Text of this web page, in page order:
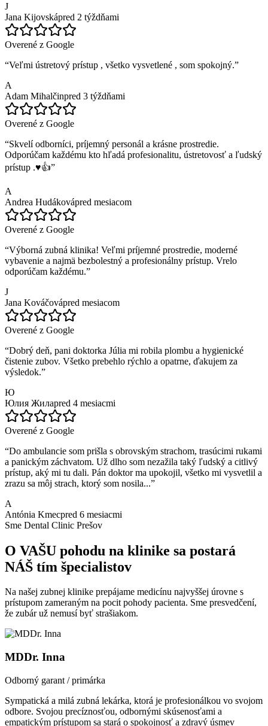
J
Jana Kijovskápred 2 týždňami
Overené z Google
“Veľmi ústretový prístup , všetko vysvetlené , som spokojný.”
A
Adam Mihalčinpred 3 týždňami
Overené z Google
“Skvelí odborníci, príjemný personál a krásne prostredie.
Odporúčam každému kto hľadá profesionalitu, ústretovosť a ľudský
prístup .♥️👍”
A
Andrea Hudákovápred mesiacom
Overené z Google
“Výborná zubná klinika! Veľmi príjemné prostredie, moderné
vybavenie a najmä bezbolestný a profesionálny prístup. Vrelo
odporúčam každému.”
J
Jana Kováčovápred mesiacom
Overené z Google
“Dobrý deň, pani doktorka Júlia mi robila plombu a hygienické
čistenie zubov. Všetko prebehlo rýchlo a opatrne, ďakujem za
výsledok.”
Ю
Юлия Жилаpred 4 mesiacmi
Overené z Google
“Do ambulancie som prišla s obrovským strachom, trasúcimi rukami
a panickým záchvatom. Už dlho som nezažila taký ľudský a citlivý
prístup, aký mi tu dali. Pán doktor ma upokojil, všetko mi vysvetlil a
zrazu sa môj strach, ktorý som nosila...”
A
Antónia Kmecpred 6 mesiacmi
Sme Dental Clinic Prešov
O VAŠU pohodu na klinike sa postará
NÁŠ tím špecialistov
Na našej zubnej klinike prepájame medicínu najvyššej úrovne s
prístupom zameraným na pocit pohody pacienta. Sme presvedčení,
že zubár už nemusí byť strašiakom.
MDDr. Inna
Odborný garant / primárka
Sympatická a milá zubná lekárka, ktorá je profesionálkou vo svojom
odbore. Svojou precíznosťou, odbornými skúsenosťami a
empatickým prístupom sa stará o spokojnosť a zdravý úsmev